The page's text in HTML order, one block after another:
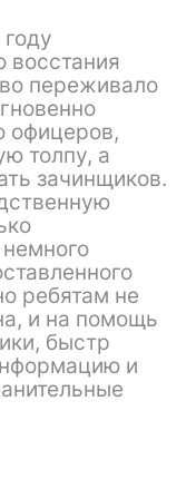
восстания
переживало
офицеров,
толпу, а
зачинщиков.
ребятам не
и на помощь
быстр
и